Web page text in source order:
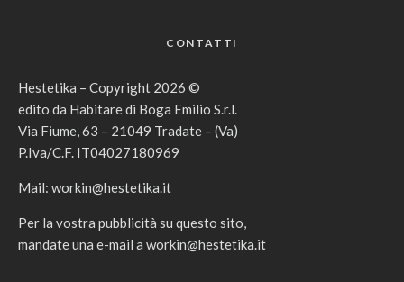
CONTATTI
Hestetika – Copyright 2026 ©
edito da Habitare di Boga Emilio S.r.l.
Via Fiume, 63 – 21049 Tradate – (Va)
P.Iva/C.F. IT04027180969
Mail: workin@hestetika.it
Per la vostra pubblicità su questo sito,
mandate una e-mail a workin@hestetika.it